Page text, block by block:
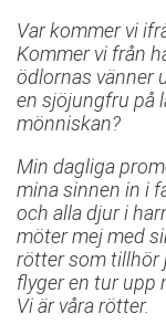
Var kommer vi
Kommer vi från
ödlornas vänner
en sjöjungfru på
mönniskan?
Min dagliga
mina sinnen in i
och alla djur i
möter mej med
rötter som tillhör
flyger en tur upp
Vi är våra rötter.